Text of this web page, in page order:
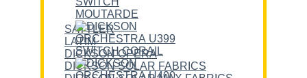
SATTLER
LATIM
DICKSON OPERA
DICKSON SOLAR FABRICS